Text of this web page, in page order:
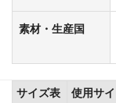
素材・生産国
サイズ表
使用サイ